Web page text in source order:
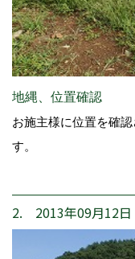
地縄、位置確認
お施主様に位置を確
す。
2. 2013年09月12日